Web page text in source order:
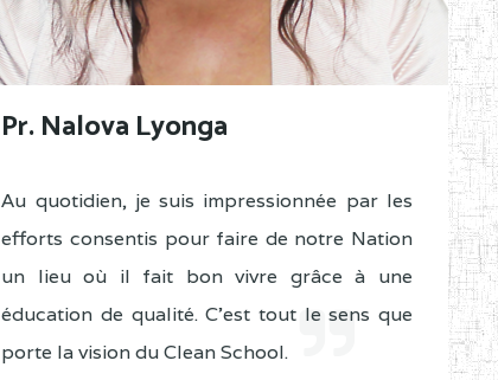
Pr. Nalova Lyonga
Au quotidien, je suis impressionnée par les
efforts consentis pour faire de notre Nation
un lieu où il fait bon vivre grâce à une
éducation de qualité. C'est tout le sens que
porte la vision du Clean School.